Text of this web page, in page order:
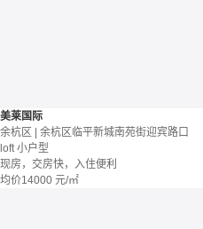
美莱国际
余杭区 | 余杭区临平新城南苑街迎宾路口
loft 小户型
现房，交房快，入住便利
均价14000 元/㎡